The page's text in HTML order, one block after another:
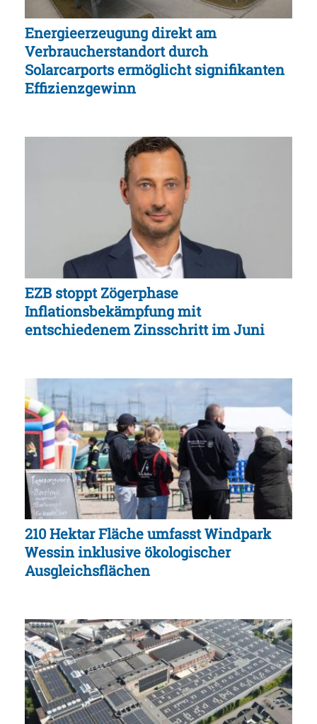
Energieerzeugung direkt am
Verbraucherstandort durch
Solarcarports ermöglicht signifikanten
Effizienzgewinn
EZB stoppt Zögerphase
Inflationsbekämpfung mit
entschiedenem Zinsschritt im Juni
210 Hektar Fläche umfasst Windpark
Wessin inklusive ökologischer
Ausgleichsflächen